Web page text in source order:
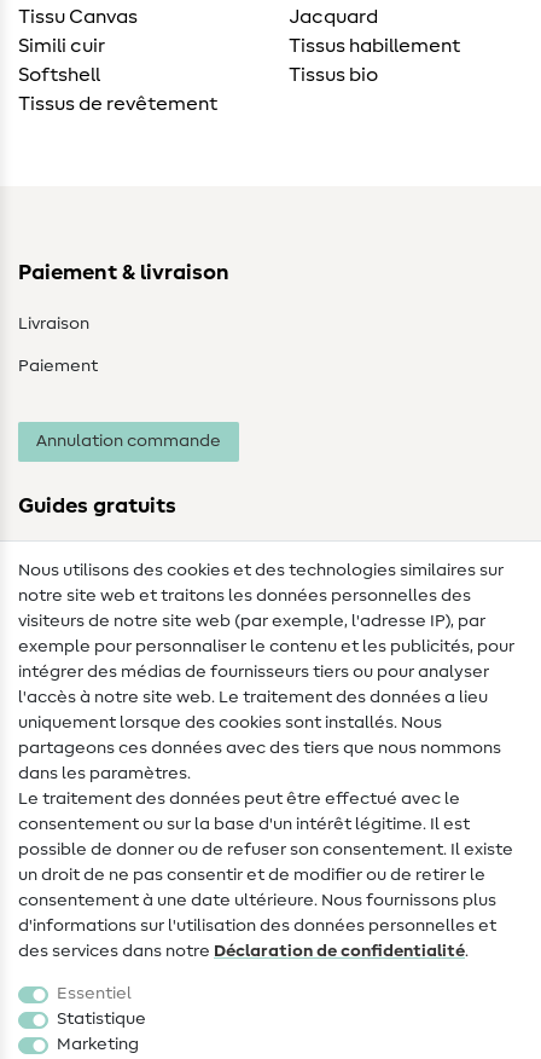
Tissu Canvas
Simili cuir
Softshell
Tissus de revêtement
Jacquard
Tissus habillement
Tissus bio
Paiement & livraison
Livraison
Paiement
Annulation commande
Guides gratuits
Lexique de couture
Tutos de couture
Aide & contact
Contact
Changement de propriétaire
FAQ
Droit de rétractation
Populaire
Accessoires de couture
Promotions
Nous utilisons des cookies et des technologies similaires sur
notre site web et traitons les données personnelles des
visiteurs de notre site web (par exemple, l'adresse IP), par
exemple pour personnaliser le contenu et les publicités, pour
intégrer des médias de fournisseurs tiers ou pour analyser
l'accès à notre site web. Le traitement des données a lieu
uniquement lorsque des cookies sont installés. Nous
partageons ces données avec des tiers que nous nommons
dans les paramètres.
Le traitement des données peut être effectué avec le
consentement ou sur la base d'un intérêt légitime. Il est
possible de donner ou de refuser son consentement. Il existe
un droit de ne pas consentir et de modifier ou de retirer le
consentement à une date ultérieure. Nous fournissons plus
d'informations sur l'utilisation des données personnelles et
des services dans notre Déclaration de confidentialité.
Essentiel
Statistique
Marketing